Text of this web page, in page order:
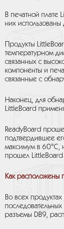
В печатной плате
них использованы
Продукты
температурном
связанных с
компоненты и
связанные с
Наконец, для
LittleBoard
ReadyBoard
подтвердившее
максимум в 60°С,
прошел
Как
Во всех
разъемы DB9,